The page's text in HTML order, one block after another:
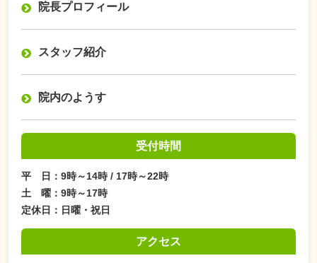
院長プロフィール
スタッフ紹介
院内のようす
受付時間
平 日：9時～14時 / 17時～22時
土 曜：9時～17時
定休日：日曜・祝日
アクセス